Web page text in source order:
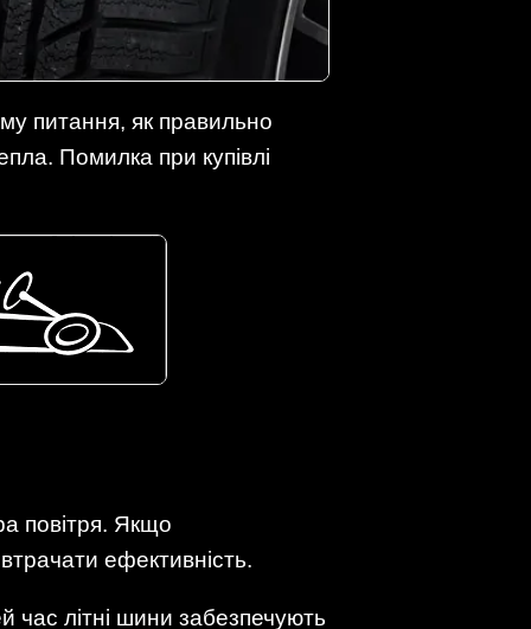
питання, як правильно
Помилка при купівлі
повітря. Якщо
ефективність.
час літні шини забезпечують